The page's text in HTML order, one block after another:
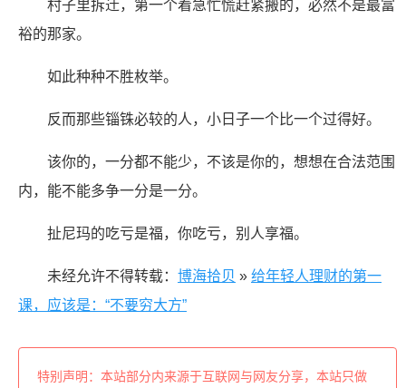
村子里拆迁，第一个着急忙慌赶紧搬的，必然不是最富
裕的那家。
如此种种不胜枚举。
反而那些锱铢必较的人，小日子一个比一个过得好。
该你的，一分都不能少，不该是你的，想想在合法范围
内，能不能多争一分是一分。
扯尼玛的吃亏是福，你吃亏，别人享福。
未经允许不得转载： 博海拾贝 » 给年轻人理财的第一
课，应该是：“不要穷大方”
特别声明：本站部分内来源于互联网与网友分享，本站只做